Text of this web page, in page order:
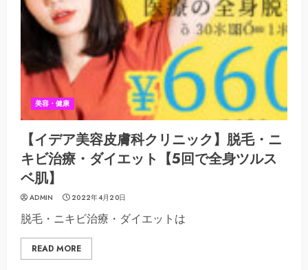
美容・健康
【イデア美容皮膚科クリニック】脱毛・ニ
キビ治療・ダイエット【5回で全身ツルス
ベ肌】
ADMIN 2022年4月20日
脱毛・ニキビ治療・ダイエットは
READ MORE